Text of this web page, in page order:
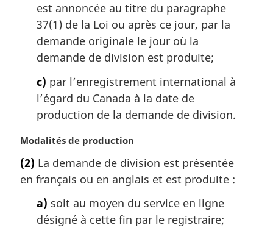
est annoncée au titre du paragraphe
37(1) de la Loi ou après ce jour, par la
demande originale le jour où la
demande de division est produite;
c) par l’enregistrement international à
l’égard du Canada à la date de
production de la demande de division.
N
t
e
Modalités de production
(2) La demande de division est présentée
en français ou en anglais et est produite :
a) soit au moyen du service en ligne
désigné à cette fin par le registraire;